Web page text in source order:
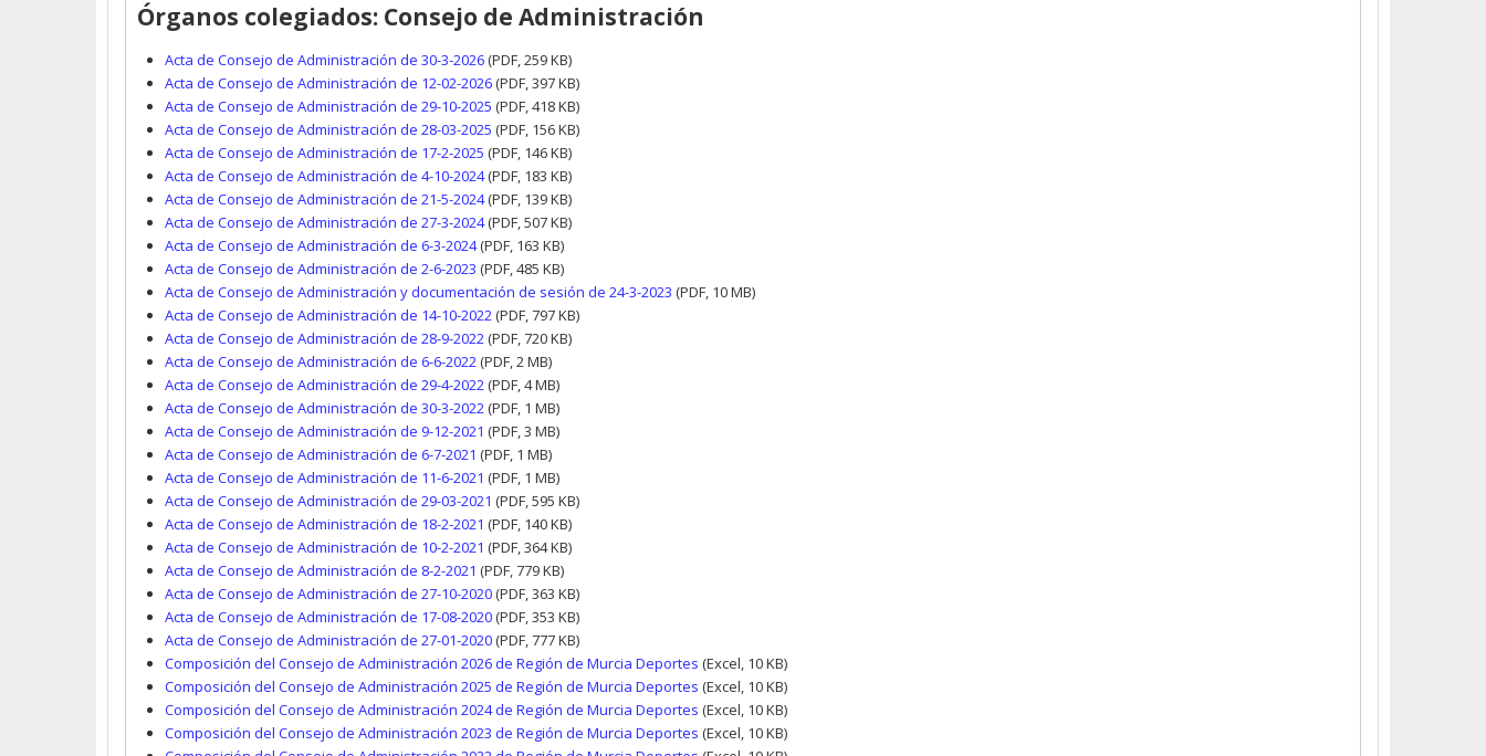
Órganos colegiados: Consejo de Administración
Acta de Consejo de Administración de 30-3-2026(PDF, 259 KB)
Acta de Consejo de Administración de 12-02-2026(PDF, 397 KB)
Acta de Consejo de Administración de 29-10-2025 (PDF, 418 KB)
Acta de Consejo de Administración de 28-03-2025 (PDF, 156 KB)
Acta de Consejo de Administración de 17-2-2025 (PDF, 146 KB)
Acta de Consejo de Administración de 4-10-2024(PDF, 183 KB)
Acta de Consejo de Administración de 21-5-2024(PDF, 139 KB)
Acta de Consejo de Administración de 27-3-2024(PDF, 507 KB)
Acta de Consejo de Administración de 6-3-2024(PDF, 163 KB)
Acta de Consejo de Administración de 2-6-2023 (PDF, 485 KB)
Acta de Consejo de Administración y documentación de sesión de 24-3-2023 (PDF, 10 MB)
Acta de Consejo de Administración de 14-10-2022(PDF, 797 KB)
Acta de Consejo de Administración de 28-9-2022(PDF, 720 KB)
Acta de Consejo de Administración de 6-6-2022(PDF, 2 MB)
Acta de Consejo de Administración de 29-4-2022(PDF, 4 MB)
Acta de Consejo de Administración de 30-3-2022(PDF, 1 MB)
Acta de Consejo de Administración de 9-12-2021 (PDF, 3 MB)
Acta de Consejo de Administración de 6-7-2021 (PDF, 1 MB)
Acta de Consejo de Administración de 11-6-2021 (PDF, 1 MB)
Acta de Consejo de Administración de 29-03-2021 (PDF, 595 KB)
Acta de Consejo de Administración de 18-2-2021 (PDF, 140 KB)
Acta de Consejo de Administración de 10-2-2021 (PDF, 364 KB)
Acta de Consejo de Administración de 8-2-2021 (PDF, 779 KB)
Acta de Consejo de Administración de 27-10-2020(PDF, 363 KB)
Acta de Consejo de Administración de 17-08-2020(PDF, 353 KB)
Acta de Consejo de Administración de 27-01-2020(PDF, 777 KB)
Composición del Consejo de Administración 2026 de Región de Murcia Deportes (Excel, 10 KB)
Composición del Consejo de Administración 2025 de Región de Murcia Deportes (Excel, 10 KB)
Composición del Consejo de Administración 2024 de Región de Murcia Deportes (Excel, 10 KB)
Composición del Consejo de Administración 2023 de Región de Murcia Deportes (Excel, 10 KB)